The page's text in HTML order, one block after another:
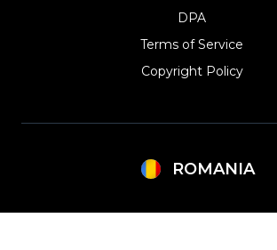
DPA
Terms of Service
Copyright Policy‎
ROMANIA